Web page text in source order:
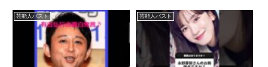
ん。関連ツイート
芸能人バスト 芸能人バスト